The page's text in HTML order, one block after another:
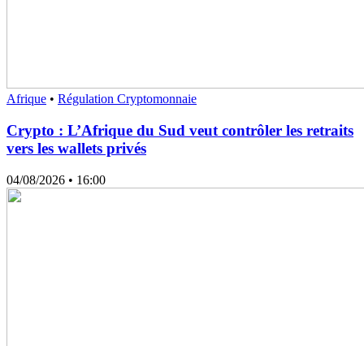
Afrique • Régulation Cryptomonnaie
Crypto : L’Afrique du Sud veut contrôler les retraits
vers les wallets privés
04/08/2026 • 16:00